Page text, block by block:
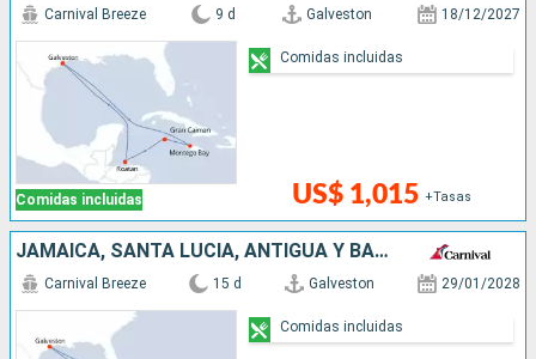
Comidas incluidas
Carnival Breeze 9 d Galveston 18/12/2027
US$ 1,015 +Tasas
Comidas incluidas
JAMAICA, SANTA LUCIA, ANTIGUA Y BARBUDA, PUERTO RICO, REPÚBLICA DOMINICANA, ESTADOS UNIDOS
Carnival Breeze 15 d Galveston 29/01/2028
Comidas incluidas